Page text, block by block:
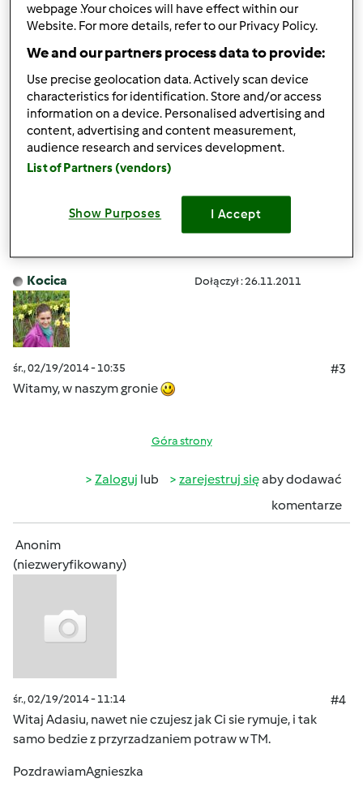
śr., 02/19/2014 - 08:19
Witaj Adamie, podjadaj i przepisy nam tutaj podawaj.
Fajnie rymujesz, będzie smacznie i wesoło.
Góra strony
Zalogujlub zarejestruj sięaby dodawać
Kocica Dołączył : 26.11.2011
śr., 02/19/2014 - 10:35
#3
Witamy, w naszym gronie
Góra strony
Zaloguj lub zarejestruj sięaby dodawać
komentarze
Anonim
(niezweryfikowany)
śr., 02/19/2014 - 11:14
#4
Witaj Adasiu, nawet nie czujesz jak Ci sie rymuje, i tak
samo bedzie z przyrzadzaniem potraw w TM.
PozdrawiamAgnieszka
webpage .Your choices will have effect within our
Website. For more details, refer to our Privacy Policy.
We and our partners process data to provide:
Use precise geolocation data. Actively scan device
characteristics for identification. Store and/or access
information on a device. Personalised advertising and
content, advertising and content measurement,
audience research and services development.
List of Partners (vendors)
Show Purposes I Accept